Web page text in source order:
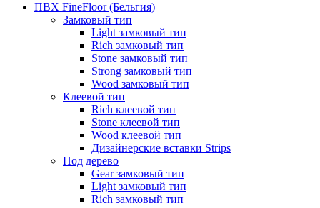
ПВХ FineFloor (Бельгия)
Замковый тип
Light замковый тип
Rich замковый тип
Stone замковый тип
Strong замковый тип
Wood замковый тип
Клеевой тип
Rich клеевой тип
Stone клеевой тип
Wood клеевой тип
Дизайнерские вставки Strips
Под дерево
Gear замковый тип
Light замковый тип
Rich замковый тип